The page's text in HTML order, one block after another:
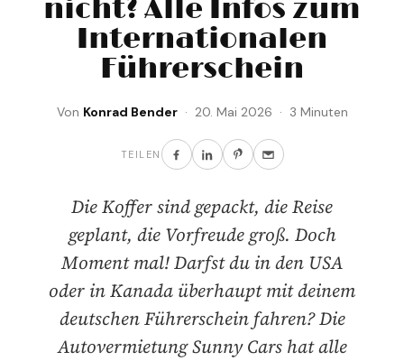
nicht? Alle Infos zum
Internationalen
Führerschein
Von Konrad Bender· 20. Mai 2026 · 3 Minuten
TEILEN
Die Koffer sind gepackt, die Reise
geplant, die Vorfreude groß. Doch
Moment mal! Darfst du in den USA
oder in Kanada überhaupt mit deinem
deutschen Führerschein fahren? Die
Autovermietung Sunny Cars hat alle